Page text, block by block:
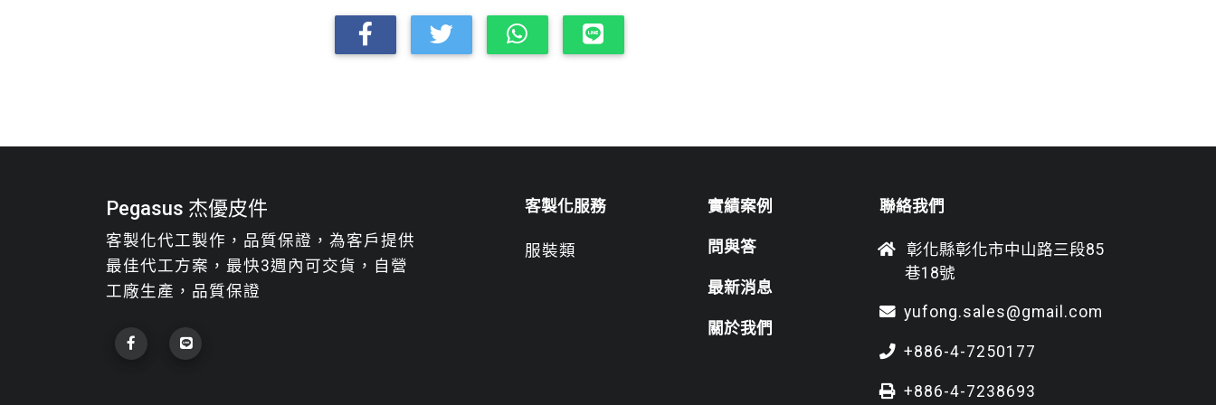
Pegasus 杰優皮件
客製化代工製作，品質保證，為客戶提供
最佳代工方案，最快3週內可交貨，自營
工廠生產，品質保證
客製化服務
服裝類
實績案例
問與答
最新消息
關於我們
聯絡我們
彰化縣彰化市中山路三段85
巷18號
yufong.sales@gmail.com
+886-4-7250177
+886-4-7238693